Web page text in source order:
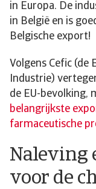
in Europa. De
in België en is
Belgische export!
Volgens Cefic (de
Industrie)
de EU-bevolking,
belangrijkste
farmaceutische
Naleving
voor de